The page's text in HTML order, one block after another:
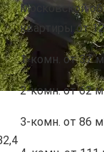
Московской
квартиры от
1-комн. от 37
2-комн.от 62
3-комн. от 86